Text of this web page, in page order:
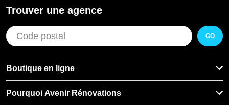
Trouver une agence
GO
Boutique en ligne
Pourquoi Avenir Rénovations